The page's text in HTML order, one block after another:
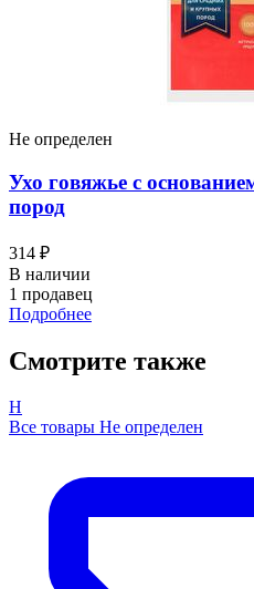
Не определен
Ухо говяжье с
пород
314 ₽
В наличии
1 продавец
Подробнее
Смотрите также
Н
Все товары Не определен